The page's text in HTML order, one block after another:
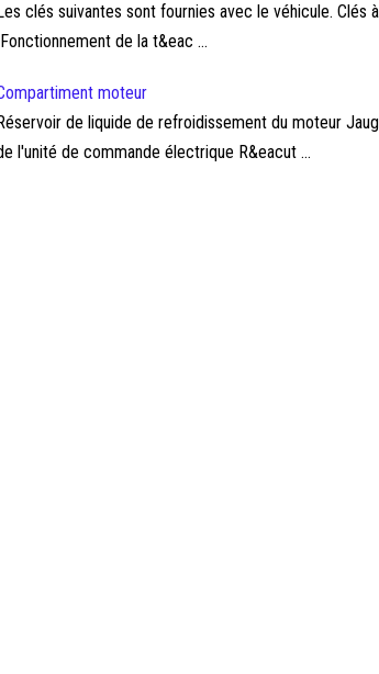
clés suivantes sont fournies avec le véhicule.
de la t&eac ...
moteur
de liquide de refroidissement du moteur
l'unité de commande électrique R&eacut ...